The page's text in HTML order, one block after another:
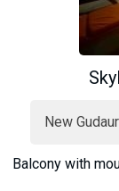
New
Balcony with